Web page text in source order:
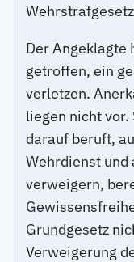
Der Angeklagte
getroffen, ein
verletzen.
liegen nicht
darauf beruft,
Wehrdienst und
verweigern,
Grundgesetz
Verweigerung